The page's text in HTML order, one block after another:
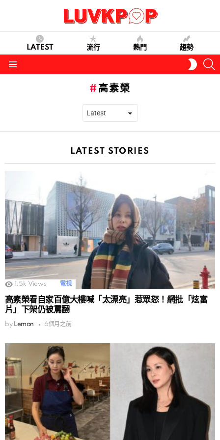
LATEST 流行 熱門 趨勢
SKIN
高素榮
LATEST STORIES
1.5k Views 電視
高素榮看自家百億大樓喊「太漂亮」惹眾怒！網批「炫富
片」下架仍被罵翻
by Lemon 6個月之前